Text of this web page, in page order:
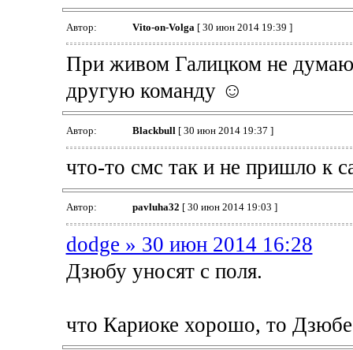
Автор: Vito-on-Volga [ 30 июн 2014 19:39 ]
При живом Галицком не
другую команду ☺
Автор: Blackbull[ 30 июн 2014 19:37 ]
что-то смс так и не пришло к
Автор: pavluha32 [ 30 июн 2014 19:03 ]
dodge » 30 июн 2014 16:28
Дзюбу уносят с поля.
что Кариоке хорошо, то